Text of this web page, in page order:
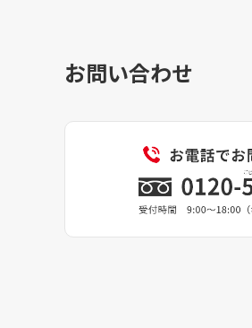
お問い合わせ